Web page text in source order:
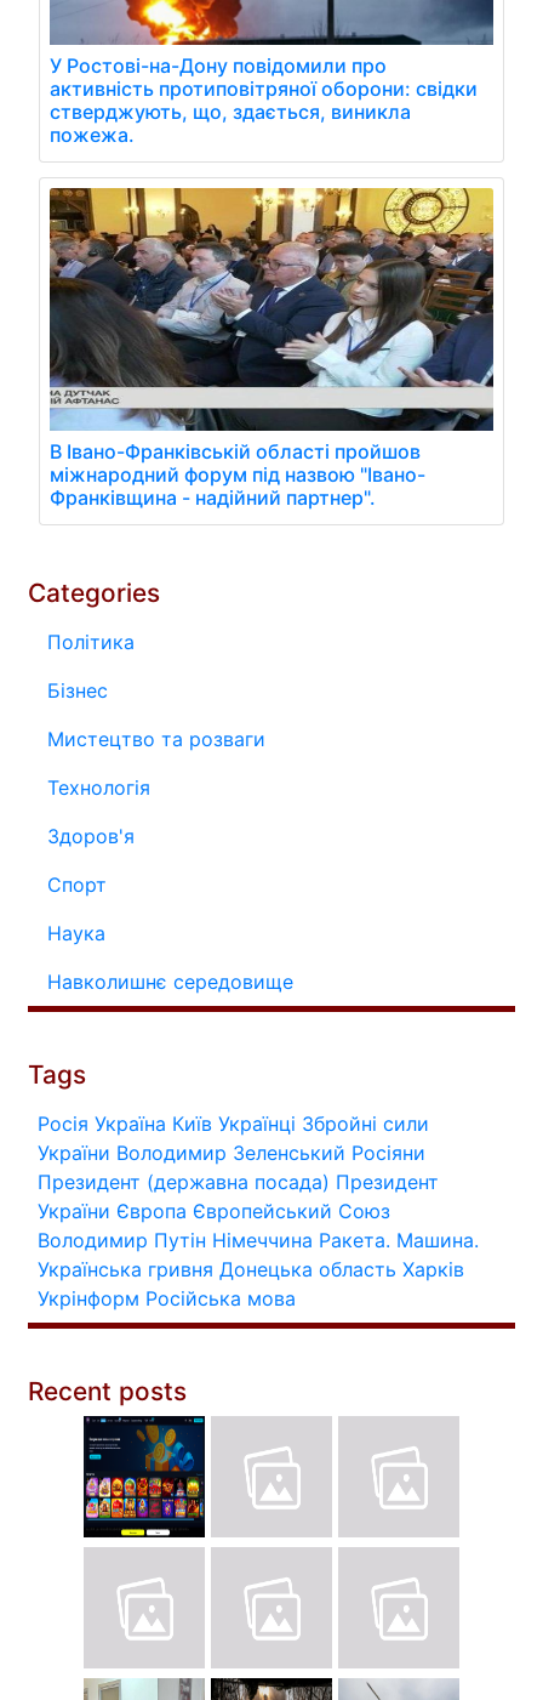
У Ростові-на-Дону повідомили про
активність протиповітряної оборони: свідки
стверджують, що, здається, виникла
пожежа.
В Івано-Франківській області пройшов
міжнародний форум під назвою "Івано-
Франківщина - надійний партнер".
Categories
Політика
Бізнес
Мистецтво та розваги
Технологія
Здоров'я
Спорт
Наука
Навколишнє середовище
Tags
Росія Україна Київ Українці Збройні сили
України Володимир Зеленський Росіяни
Президент (державна посада) Президент
України Європа Європейський Союз
Володимир Путін Німеччина Ракета. Машина.
Українська гривня Донецька область Харків
Укрінформ Російська мова
Recent posts